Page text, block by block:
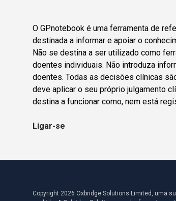
O GPnotebook é uma ferramenta de
destinada a informar e apoiar o
Não se destina a ser utilizado como
doentes individuais. Não introduza
doentes. Todas as decisões clínicas
deve aplicar o seu próprio julgamento
destina a funcionar como, nem está
Ligar-se
Copyright 2026 Oxbridge Solutions Limited, uma